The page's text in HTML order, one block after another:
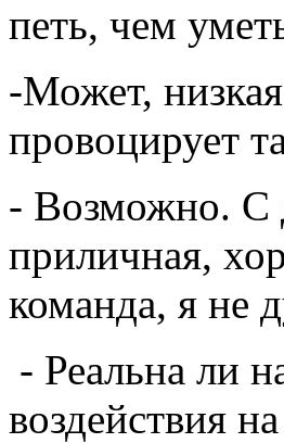
петь, чем
-Может,
провоцирует
- Возможно. С
приличная,
команда, я не
- Реальна ли
воздействия